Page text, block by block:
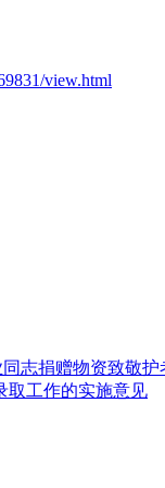
志捐赠物资致敬护
取工作的实施意见